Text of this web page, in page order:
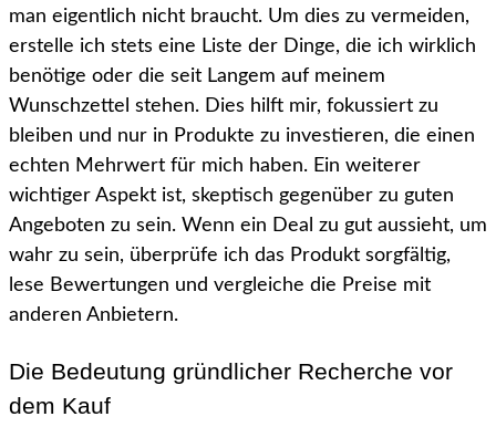
man eigentlich nicht braucht. Um dies zu vermeiden,
erstelle ich stets eine Liste der Dinge, die ich wirklich
benötige oder die seit Langem auf meinem
Wunschzettel stehen. Dies hilft mir, fokussiert zu
bleiben und nur in Produkte zu investieren, die einen
echten Mehrwert für mich haben. Ein weiterer
wichtiger Aspekt ist, skeptisch gegenüber zu guten
Angeboten zu sein. Wenn ein Deal zu gut aussieht, um
wahr zu sein, überprüfe ich das Produkt sorgfältig,
lese Bewertungen und vergleiche die Preise mit
anderen Anbietern.
Die Bedeutung gründlicher Recherche vor
dem Kauf